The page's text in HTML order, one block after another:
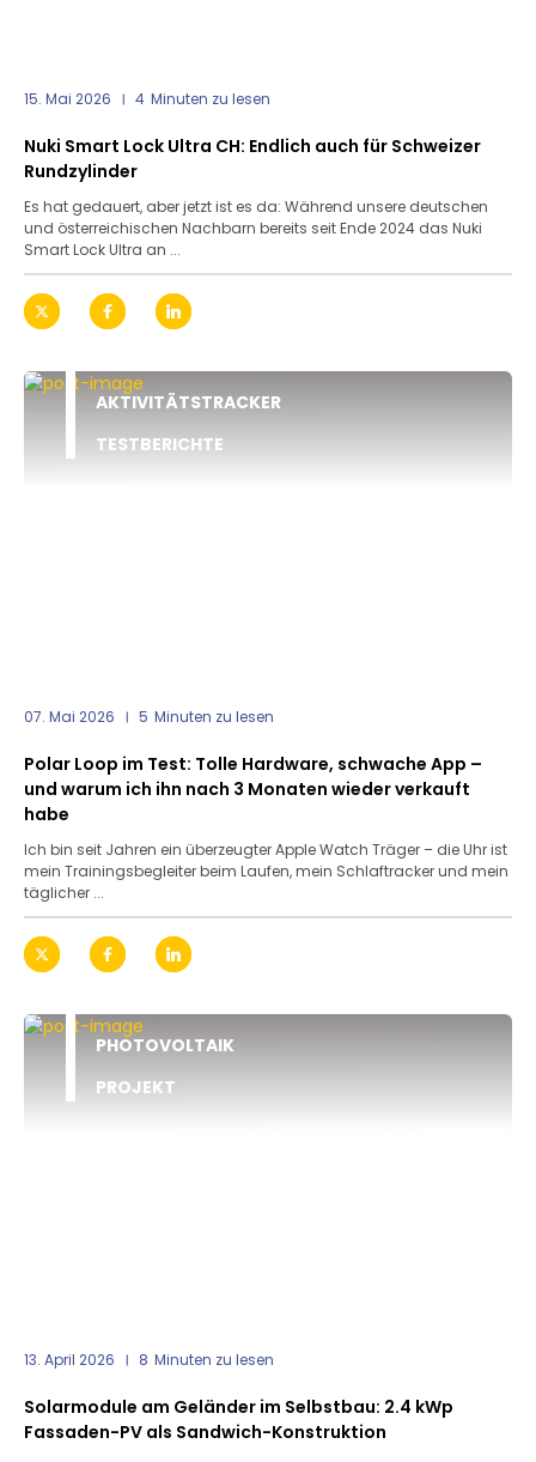
15. Mai 2026 4 Minuten zu lesen
Nuki Smart Lock Ultra CH: Endlich auch für Schweizer
Rundzylinder
Es hat gedauert, aber jetzt ist es da: Während unsere deutschen
und österreichischen Nachbarn bereits seit Ende 2024 das Nuki
Smart Lock Ultra an ...
AKTIVITÄTSTRACKER
TESTBERICHTE
07. Mai 2026 5 Minuten zu lesen
Polar Loop im Test: Tolle Hardware, schwache App –
und warum ich ihn nach 3 Monaten wieder verkauft
habe
Ich bin seit Jahren ein überzeugter Apple Watch Träger – die Uhr ist
mein Trainingsbegleiter beim Laufen, mein Schlaftracker und mein
täglicher ...
PHOTOVOLTAIK
PROJEKT
13. April 2026 8 Minuten zu lesen
Solarmodule am Geländer im Selbstbau: 2.4 kWp
Fassaden-PV als Sandwich-Konstruktion